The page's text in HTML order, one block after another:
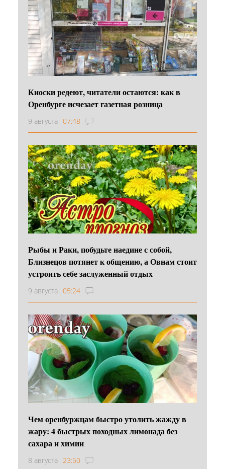
Киоски редеют, читатели остаются: как в
Оренбурге исчезает газетная розница
9 августа 07:48
Рыбы и Раки, побудьте наедине с собой,
Близнецов потянет к общению, а Овнам стоит
устроить себе заслуженный отдых
9 августа 05:24
Чем оренбуржцам быстро утолить жажду в
жару: 4 быстрых походных лимонада без
сахара и химии
8 августа 23:50